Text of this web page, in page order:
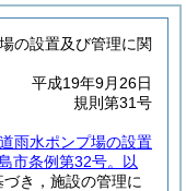
の設置及び管理に関
平成19年9月26日
規則第31号
雨水ポンプ場の設置
市条例第32号。以
き，施設の管理に